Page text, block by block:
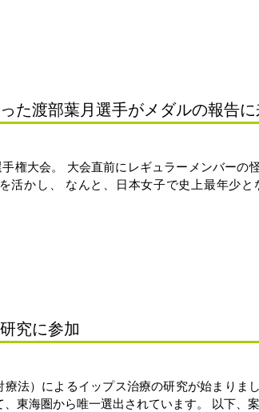
た渡部葉月選手がメダルの報告
権大会。 大会直前にレギュラーメンバーの
活かし、 なんと、日本女子で史上最年少
究に参加
法）によるイップス治療の研究が始まりま
東海圏から唯一選出されています。 以下、